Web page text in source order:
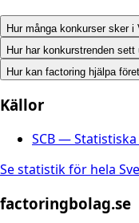
Hur många konkurser sker i
Hur har konkurstrenden
Hur kan factoring hjälpa
Källor
SCB —
Se statistik för hela
factoringbolag.se